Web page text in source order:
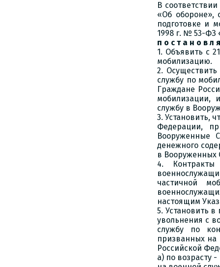
В
«Об обороне»,
подготовке и
1998 г. № 53-ФЗ
п о с т а н о в л
1. Объявить с
мобилизацию.
2.
службу по
Граждане
мобилизации,
службу в
3. Установить,
Федерации,
Вооруженные
денежного
в Вооруженных
4.
частичной
настоящим
5. Установить
увольнения с
службу по
призванных
Российской
а) по возрасту